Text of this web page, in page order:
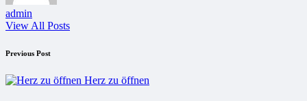
admin
View All Posts
Post
navigation
Previous Post
Herz zu öffnen